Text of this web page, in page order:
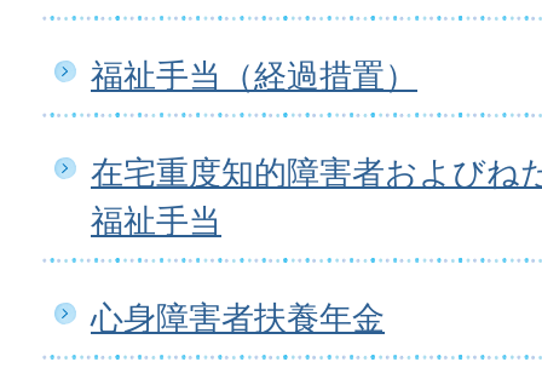
福祉手当（経過措置）
在宅重度知的障害者およびね
福祉手当
心身障害者扶養年金